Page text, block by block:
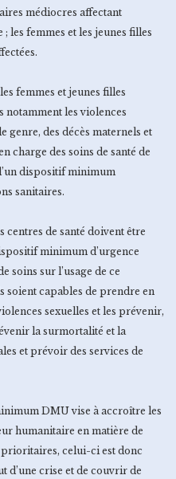
médiocres affectant
les femmes et les jeunes filles
femmes et jeunes filles
notamment les violences
genre, des décès maternels et
charge des soins de santé de
dispositif minimum
sanitaires.
centres de santé doivent être
minimum d’urgence
soins sur l’usage de ce
soient capables de prendre en
sexuelles et les prévenir,
la surmortalité et la
et prévoir des services de
DMU vise à accroître les
humanitaire en matière de
celui-ci est donc
d’une crise et de couvrir de